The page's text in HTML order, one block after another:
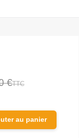
€TTC
au panier